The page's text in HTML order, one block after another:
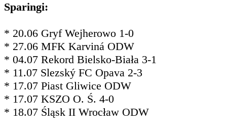
Sparingi:
* 20.06 Gryf Wejherowo 1-0
* 27.06 MFK Karviná ODW
* 04.07 Rekord Bielsko-Biała 3-1
* 11.07 Slezský FC Opava 2-3
* 17.07 Piast Gliwice ODW
* 17.07 KSZO O. Ś. 4-0
* 18.07 Śląsk II Wrocław ODW